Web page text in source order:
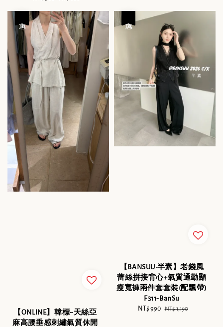
【ONLINE】韓標~天絲亞
麻高腰垂感刺繡氣質休閒
【BANSUU·半素】老錢風
蕾絲拼接背心+氣質通勤顯
瘦寬褲兩件套套裝(配飄帶)
F311-BanSu
Sale
NT$ 990 Regular
NT$ 1,190